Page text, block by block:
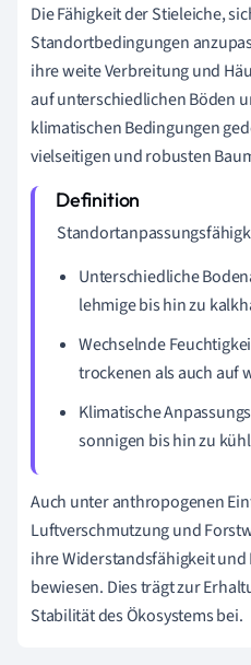
Die Fähigkeit der Stieleiche,
Standortbedingungen
ihre weite Verbreitung und
auf unterschiedlichen Böden
klimatischen Bedingungen
vielseitigen und robusten
Unterschiedliche
lehmige bis hin zu
Wechselnde
trockenen als auch auf
Klimatische
sonnigen bis hin zu
Auch unter anthropogenen
Luftverschmutzung und
ihre Widerstandsfähigkeit
bewiesen. Dies trägt zur
Stabilität des Ökosystems bei.